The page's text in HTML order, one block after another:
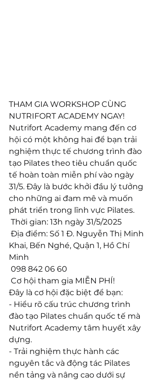
THAM GIA WORKSHOP CÙNG
NUTRIFORT ACADEMY NGAY!
Nutrifort Academy mang đến cơ
hội có một không hai để bạn trải
nghiệm thực tế chương trình đào
tạo Pilates theo tiêu chuẩn quốc
tế hoàn toàn miễn phí vào ngày
31/5. Đây là bước khởi đầu lý tưởng
cho những ai đam mê và muốn
phát triển trong lĩnh vực Pilates.
Thời gian: 13h ngày 31/5/2025
Địa điểm: Số 1 Đ. Nguyễn Thị Minh
Khai, Bến Nghé, Quận 1, Hồ Chí
Minh
098 842 06 60
Cơ hội tham gia MIỄN PHÍ!
Đây là cơ hội đặc biệt để bạn:
- Hiểu rõ cấu trúc chương trình
đào tạo Pilates chuẩn quốc tế mà
Nutrifort Academy tâm huyết xây
dựng.
- Trải nghiệm thực hành các
nguyên tắc và động tác Pilates
nền tảng và nâng cao dưới sự